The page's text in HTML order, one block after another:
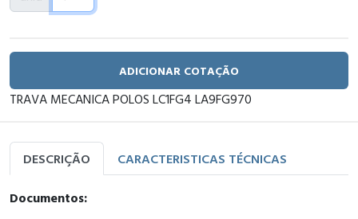
ADICIONAR COTAÇÃO
TRAVA MECANICA POLOS LC1FG4 LA9FG970
DESCRIÇÃO CARACTERISTICAS TÉCNICAS
Documentos: